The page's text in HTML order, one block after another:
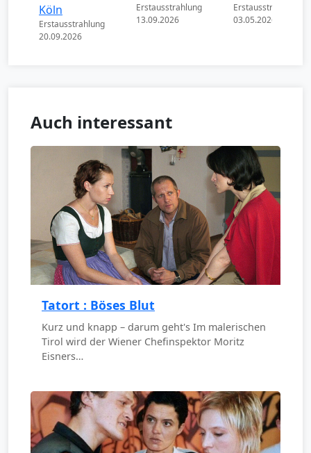
Köln
Erstausstrahlung
20.09.2026
Erstausstrahlung
13.09.2026
Erstausstrahlung
03.05.2026
Auch interessant
Tatort : Böses Blut
Kurz und knapp – darum geht's Im malerischen
Tirol wird der Wiener Chefinspektor Moritz
Eisners…